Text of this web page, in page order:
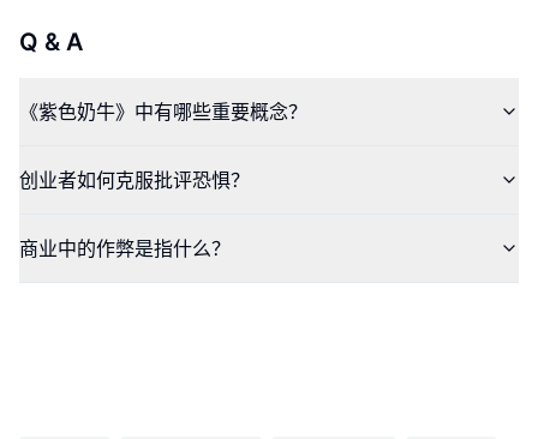
Q & A
《紫色奶牛》中有哪些重要概念？
创业者如何克服批评恐惧？
商业中的作弊是指什么？